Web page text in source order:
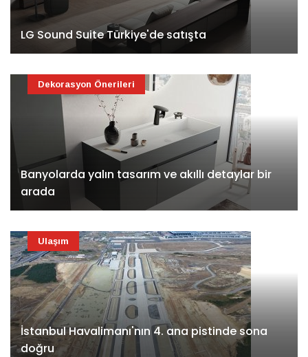
LG Sound Suite Türkiye'de satışta
Banyolarda yalın tasarım ve akıllı detaylar bir
arada
Dekorasyon Önerileri
İstanbul Havalimanı'nın 4. ana pistinde sona
doğru
Ulaşım